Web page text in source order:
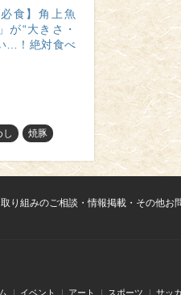
必食】角上魚
が“大きさ・
…！絶対食べ
し 焼豚
り組みのご相談・情報掲載・その他お
イベント アート スポーツ サッ